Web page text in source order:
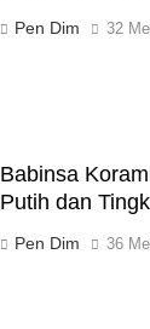
Pen Dim 32
Babinsa
Putih dan
Pen Dim 36